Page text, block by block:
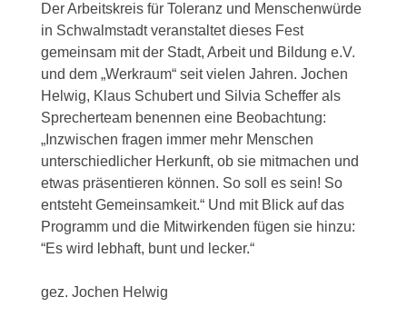
Der Arbeitskreis für Toleranz und Menschenwürde
in Schwalmstadt veranstaltet dieses Fest
gemeinsam mit der Stadt, Arbeit und Bildung e.V.
und dem „Werkraum“ seit vielen Jahren. Jochen
Helwig, Klaus Schubert und Silvia Scheffer als
Sprecherteam benennen eine Beobachtung:
„Inzwischen fragen immer mehr Menschen
unterschiedlicher Herkunft, ob sie mitmachen und
etwas präsentieren können. So soll es sein! So
entsteht Gemeinsamkeit.“ Und mit Blick auf das
Programm und die Mitwirkenden fügen sie hinzu:
“Es wird lebhaft, bunt und lecker.“
gez. Jochen Helwig